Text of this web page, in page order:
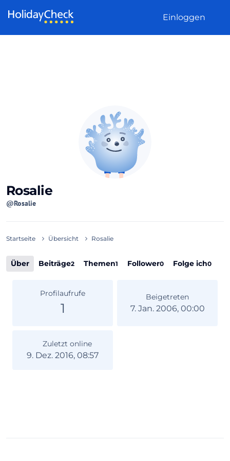
Einloggen
Rosalie
@Rosalie
Startseite Übersicht Rosalie
Über Beiträge2 Themen1 Follower0 Folge ich0
Profilaufrufe
1
Beigetreten
7. Jan. 2006, 00:00
Zuletzt online
9. Dez. 2016, 08:57